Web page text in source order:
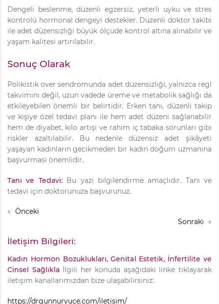
Dengeli beslenme, düzenli egzersiz, yeterli uyku ve stres
kontrolü hormonal dengeyi destekler. Düzenli doktor takibi
ile adet düzensizliği büyük ölçüde kontrol altına alınabilir ve
yaşam kalitesi artırılabilir.
Sonuç Olarak
Polikistik over sendromunda adet düzensizliği, yalnızca regl
takvimini değil, uzun vadede üreme ve metabolik sağlığı da
etkileyebilen önemli bir belirtidir. Erken tanı, düzenli takip
ve kişiye özel tedavi planı ile hem adet düzeni sağlanabilir
hem de diyabet, kilo artışı ve rahim iç tabaka sorunları gibi
riskler azaltılabilir. Bu nedenle düzensiz adet şikâyeti
yaşayan kadınların gecikmeden bir kadın doğum uzmanına
başvurması önemlidir.
Tanı ve Tedavi:Bu yazı bilgilendirme amaçlıdır. Tanı ve
tedavi için doktorunuza başvurunuz.
« Önceki
Sonraki »
İletişim Bilgileri:
Kadın Hormon Bozuklukları, Genital Estetik, İnfertilite ve
Cinsel Sağlıklaİlgili her konuda aşağıdaki linke tıklayarak
iletişim kanallarımızdan bize ulaşabilirsiniz:
https://drgunnuryuce.com/iletisim/